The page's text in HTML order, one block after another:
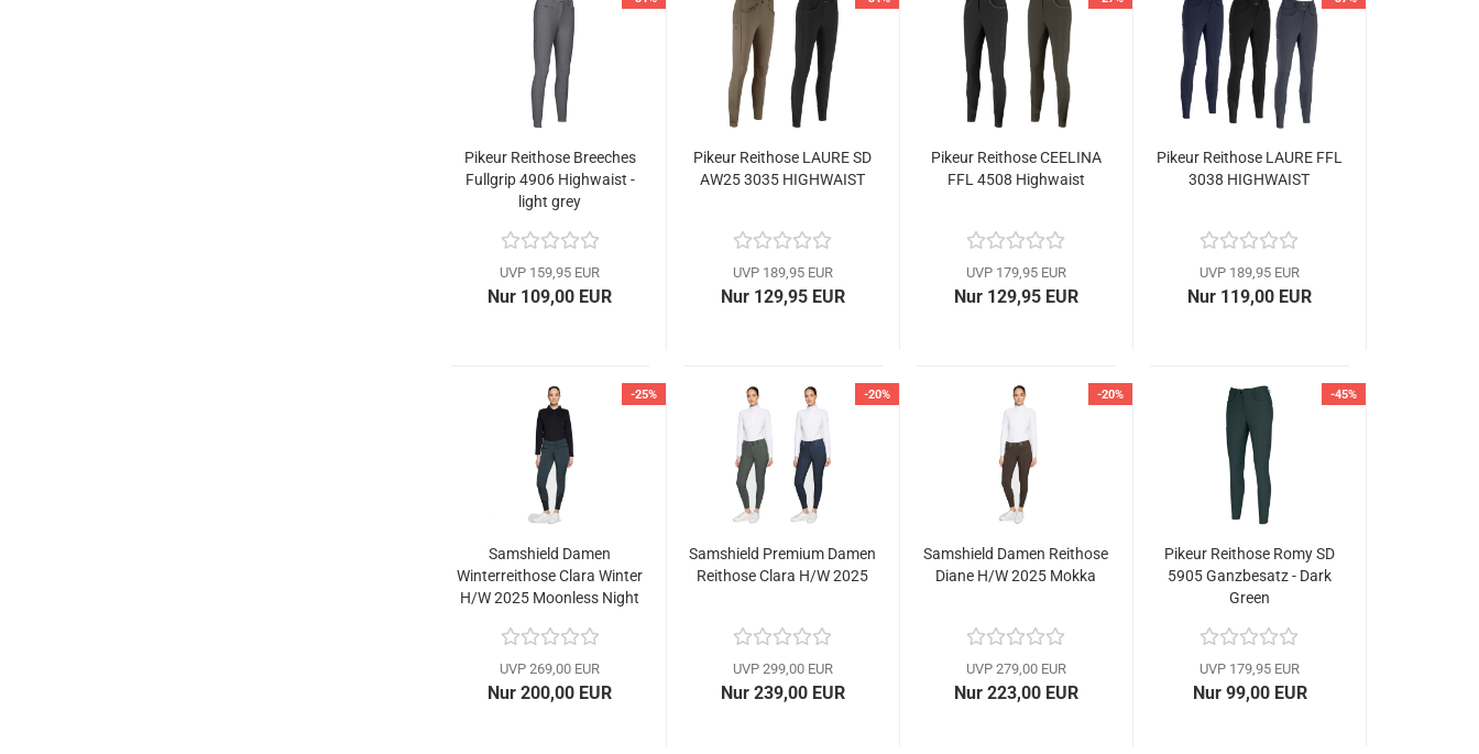
Pikeur Reithose Breeches
Fullgrip 4906 Highwaist -
light grey
UVP 159,95 EUR
Nur 109,00 EUR
Pikeur Reithose LAURE SD
AW25 3035 HIGHWAIST
UVP 189,95 EUR
Nur 129,95 EUR
Pikeur Reithose CEELINA
FFL 4508 Highwaist
UVP 179,95 EUR
Nur 129,95 EUR
Pikeur Reithose LAURE FFL
3038 HIGHWAIST
UVP 189,95 EUR
Nur 119,00 EUR
-25%
Samshield Damen
Winterreithose Clara Winter
H/W 2025 Moonless Night
UVP 269,00 EUR
Nur 200,00 EUR
-20%
Samshield Premium Damen
Reithose Clara H/W 2025
UVP 299,00 EUR
Nur 239,00 EUR
-20%
Samshield Damen Reithose
Diane H/W 2025 Mokka
UVP 279,00 EUR
Nur 223,00 EUR
-45%
Pikeur Reithose Romy SD
5905 Ganzbesatz - Dark
Green
UVP 179,95 EUR
Nur 99,00 EUR